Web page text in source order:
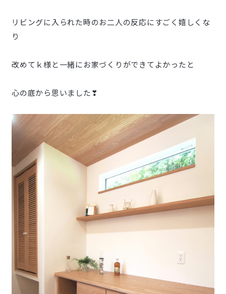
リビングに入られた時のお二人の反応にすごく嬉しくな
り
改めてｋ様と一緒にお家づくりができてよかったと
心の底から思いました❣